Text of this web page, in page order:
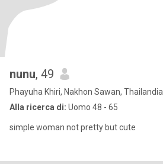
nunu, 49
Phayuha Khiri, Nakhon Sawan, Thailandia
Alla ricerca di: Uomo 48 - 65
simple woman not pretty but cute